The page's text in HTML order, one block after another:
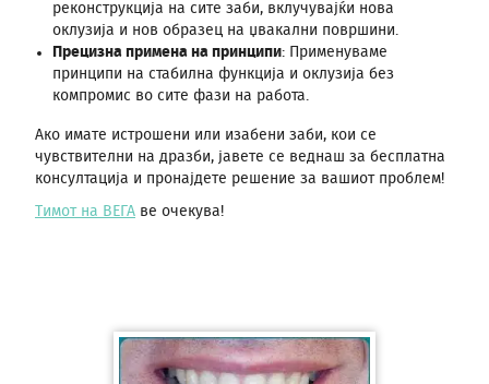
реконструкција на сите заби, вклучувајќи нова
оклузија и нов образец на џвакални површини.
Прецизна примена на принципи: Применуваме
принципи на стабилна функција и оклузија без
компромис во сите фази на работа.
Ако имате истрошени или изабени заби, кои се
чувствителни на дразби, јавете се веднаш за бесплатна
консултација и пронајдете решение за вашиот проблем!
Тимот на ВЕГА ве очекува!